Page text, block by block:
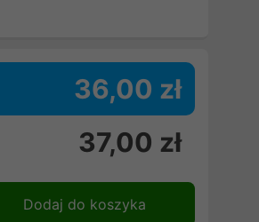
36,00 zł
37,00 zł
Dodaj do koszyka